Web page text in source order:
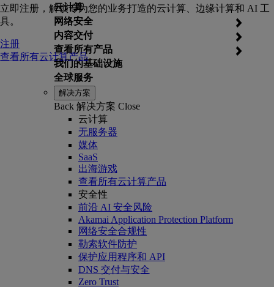
云计算
网络安全
内容交付
查看所有产品
我们的基础设施
全球服务
立即注册，解锁专为您的业务打造的云计算、边缘计算和 AI 工
具。
注册
查看所有云计算产品
解决方案
Back 解决方案 Close
云计算
无服务器
媒体
SaaS
出海游戏
查看所有云计算产品
安全性
前沿 AI 安全风险
Akamai Application Protection Platform
网络安全合规性
勒索软件防护
保护应用程序和 API
DNS 交付与安全
Zero Trust